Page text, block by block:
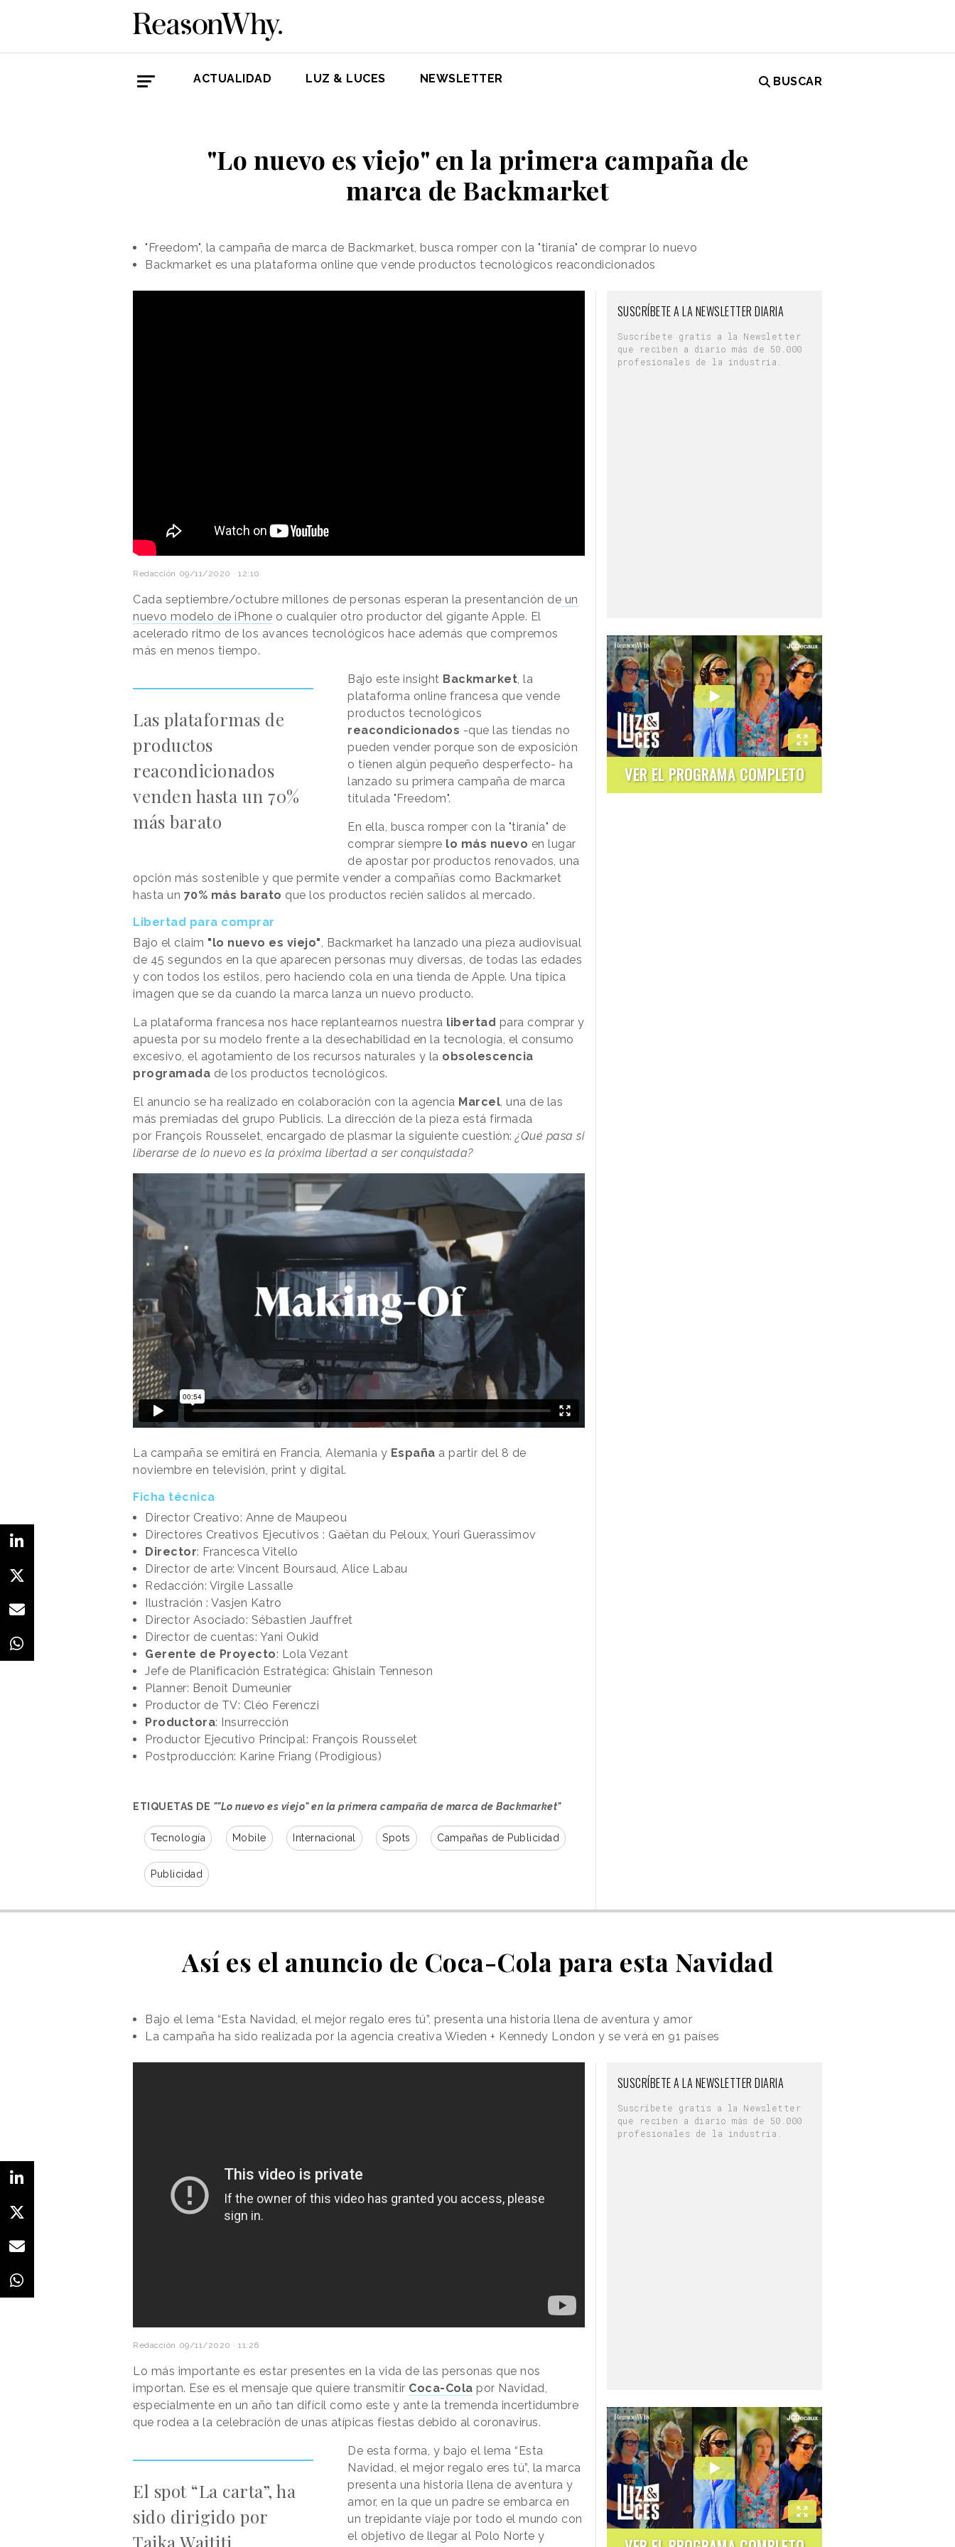
ACTUALIDAD LUZ & LUCES NEWSLETTER BUSCAR
"Lo nuevo es viejo" en la primera campaña de
marca de Backmarket
"Freedom", la campaña de marca de Backmarket, busca romper con la "tiranía" de comprar lo nuevo
Backmarket es una plataforma online que vende productos tecnológicos reacondicionados
Redacción 09/11/2020 · 12:10
Cada septiembre/octubre millones de personas esperan la presentanción de un
nuevo modelo de iPhone o cualquier otro productor del gigante Apple. El
acelerado ritmo de los avances tecnológicos hace además que compremos
más en menos tiempo.
Las plataformas de
productos
reacondicionados
venden hasta un 70%
más barato
Bajo este insight Backmarket, la
plataforma online francesa que vende
productos tecnológicos
reacondicionados -que las tiendas no
pueden vender porque son de exposición
o tienen algún pequeño desperfecto- ha
lanzado su primera campaña de marca
titulada "Freedom".
En ella, busca romper con la "tiranía" de
comprar siempre lo más nuevo en lugar
de apostar por productos renovados, una
opción más sostenible y que permite vender a compañías como Backmarket
hasta un 70% más barato que los productos recién salidos al mercado.
Libertad para comprar
Bajo el claim "lo nuevo es viejo", Backmarket ha lanzado una pieza audiovisual
de 45 segundos en la que aparecen personas muy diversas, de todas las edades
y con todos los estilos, pero haciendo cola en una tienda de Apple. Una típica
imagen que se da cuando la marca lanza un nuevo producto.
La plataforma francesa nos hace replantearnos nuestra libertad para comprar y
apuesta por su modelo frente a la desechabilidad en la tecnología, el consumo
excesivo, el agotamiento de los recursos naturales y la obsolescencia
programada de los productos tecnológicos.
El anuncio se ha realizado en colaboración con la agencia Marcel, una de las
más premiadas del grupo Publicis. La dirección de la pieza está firmada
por François Rousselet, encargado de plasmar la siguiente cuestión: ¿Qué pasa si
liberarse de lo nuevo es la próxima libertad a ser conquistada?
La campaña se emitirá en Francia, Alemania y España a partir del 8 de
noviembre en televisión, print y digital.
Ficha técnica
Director Creativo: Anne de Maupeou
Directores Creativos Ejecutivos : Gaëtan du Peloux, Youri Guerassimov
Director: Francesca Vitello
Director de arte: Vincent Boursaud, Alice Labau
Redacción: Virgile Lassalle
Ilustración : Vasjen Katro
Director Asociado: Sébastien Jauffret
Director de cuentas: Yani Oukid
Gerente de Proyecto: Lola Vezant
Jefe de Planificación Estratégica: Ghislain Tenneson
Planner: Benoit Dumeunier
Productor de TV: Cléo Ferenczi
Productora: Insurrección
Productor Ejecutivo Principal: François Rousselet
Postproducción: Karine Friang (Prodigious)
ETIQUETAS DE ""Lo nuevo es viejo" en la primera campaña de marca de Backmarket"
Tecnología Mobile Internacional Spots Campañas de Publicidad
Publicidad
SUSCRÍBETE A LA NEWSLETTER DIARIA
Suscríbete gratis a la Newsletter
que reciben a diario más de 50.000
profesionales de la industria.
VER EL PROGRAMA COMPLETO
Así es el anuncio de Coca-Cola para esta Navidad
Bajo el lema “Esta Navidad, el mejor regalo eres tú”, presenta una historia llena de aventura y amor
La campaña ha sido realizada por la agencia creativa Wieden + Kennedy London y se verá en 91 países
Redacción 09/11/2020 · 11:26
Lo más importante es estar presentes en la vida de las personas que nos
importan. Ese es el mensaje que quiere transmitir Coca-Cola por Navidad,
especialmente en un año tan difícil como este y ante la tremenda incertidumbre
que rodea a la celebración de unas atípicas fiestas debido al coronavirus.
El spot “La carta”, ha
sido dirigido por
Taika Waititi
De esta forma, y bajo el lema “Esta
Navidad, el mejor regalo eres tú”, la marca
presenta una historia llena de aventura y
amor, en la que un padre se embarca en
un trepidante viaje por todo el mundo con
el objetivo de llegar al Polo Norte y
SUSCRÍBETE A LA NEWSLETTER DIARIA
Suscríbete gratis a la Newsletter
que reciben a diario más de 50.000
profesionales de la industria.